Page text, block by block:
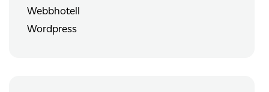
Webbhotell
Wordpress